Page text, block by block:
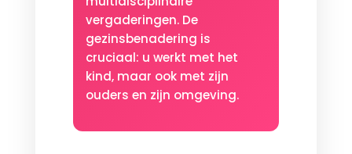
vergaderingen. De
gezinsbenadering is
cruciaal: u werkt met het
kind, maar ook met zijn
ouders en zijn omgeving.